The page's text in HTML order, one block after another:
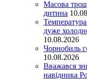
Масова
дитина
дуже
10.08.2026
Чорнобиль
10.08.2026
Вважався
навідника